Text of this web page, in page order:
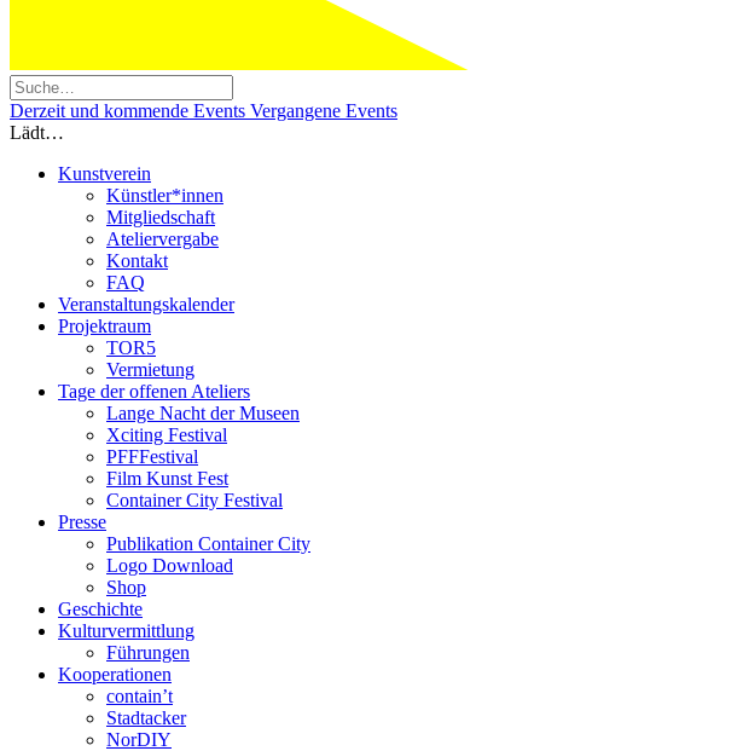
Derzeit und kommende Events Vergangene Events
Lädt…
Kunstverein
Künstler*innen
Mitgliedschaft
Ateliervergabe
Kontakt
FAQ
Veranstaltungskalender
Projektraum
TOR5
Vermietung
Tage der offenen Ateliers
Lange Nacht der Museen
Xciting Festival
PFFFestival
Film Kunst Fest
Container City Festival
Presse
Publikation Container City
Logo Download
Shop
Geschichte
Kulturvermittlung
Führungen
Kooperationen
contain’t
Stadtacker
NorDIY